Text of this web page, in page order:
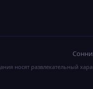
носят развлекательный